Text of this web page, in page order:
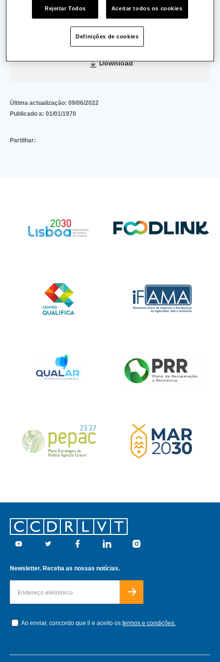
Data de Validade:
3a503abfd9224036c235d7bdb90d187092965aaf
Download
Última actualização: 09/06/2022
Publicado a: 01/01/1970
Partilhar:
Footer
Youtube Twitter Facebook Linkedin Instagram
Newsletter. Receba as nossas notícias.
Ao enviar, concordo que li e aceito os termos e condições.
Rejeitar Todos Aceitar todos os cookies
Definições de cookies